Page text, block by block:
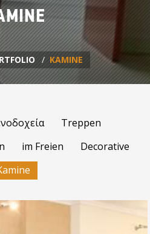
KAMINE
Treppen
im Freien
Decorative